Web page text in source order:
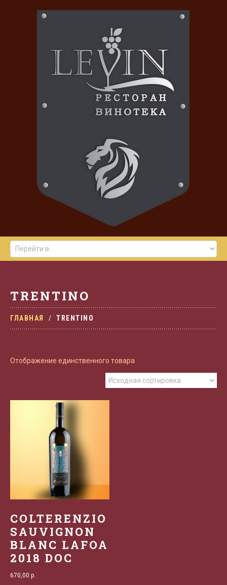
TRENTINO
ГЛАВНАЯ TRENTINO
Отображение единственного товара
COLTERENZIO
SAUVIGNON
BLANC LAFOA
2018 DOC
670,00 р.